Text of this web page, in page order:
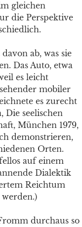
gleichen
die Perspektive
ab, was sie
Das Auto, etwa
es leicht
mobiler
es zurecht
Die seelischen
München 1979,
demonstrieren,
Orten.
auf einem
Dialektik
Reichtum
durchaus so